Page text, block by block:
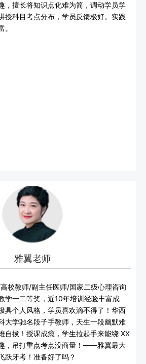
，擅长将知识点化难为简，调动学员学
授科目考点分布，学员反馈极好。实践
雅翼老师
校教师/副主任医师/国家二级心理咨询
学一二等奖，近10年培训经验丰富成
具个人风格，学员喜欢滴不得了！华西
大学驰名段子手教师，天生一段幽默难
自拔！授课成瘾，学生拉起手来能绕 XX
，吊打重点考点没商量！——雅翼最大
跃牙考！准备好了吗？